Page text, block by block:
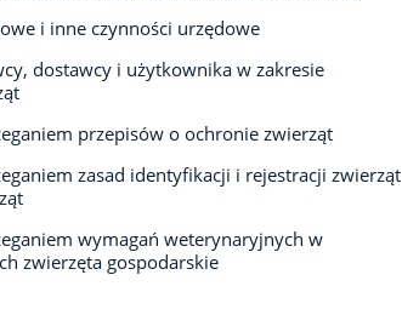
i inne czynności urzędowe
dostawcy i użytkownika w zakresie
przepisów o ochronie zwierząt
zasad identyfikacji i rejestracji zwierząt
wymagań weterynaryjnych w
zwierzęta gospodarskie